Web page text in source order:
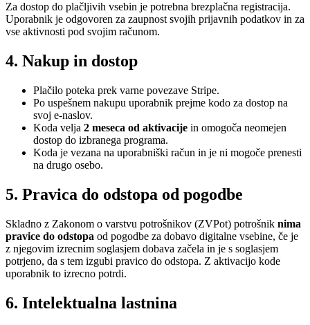
Za dostop do plačljivih vsebin je potrebna brezplačna registracija.
Uporabnik je odgovoren za zaupnost svojih prijavnih podatkov in za
vse aktivnosti pod svojim računom.
4. Nakup in dostop
Plačilo poteka prek varne povezave Stripe.
Po uspešnem nakupu uporabnik prejme kodo za dostop na
svoj e-naslov.
Koda velja 2 meseca od aktivacije in omogoča neomejen
dostop do izbranega programa.
Koda je vezana na uporabniški račun in je ni mogoče prenesti
na drugo osebo.
5. Pravica do odstopa od pogodbe
Skladno z Zakonom o varstvu potrošnikov (ZVPot) potrošnik nima
pravice do odstopa od pogodbe za dobavo digitalne vsebine, če je
z njegovim izrecnim soglasjem dobava začela in je s soglasjem
potrjeno, da s tem izgubi pravico do odstopa. Z aktivacijo kode
uporabnik to izrecno potrdi.
6. Intelektualna lastnina